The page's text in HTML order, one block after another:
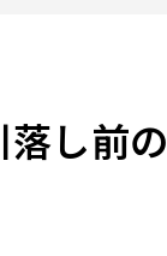
落し前